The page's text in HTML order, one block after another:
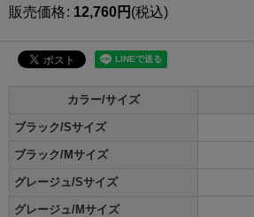
販売価格: 12,760円 (税込)
カラー/サイズ
ブラック/Sサイズ
ブラック/Mサイズ
グレージュ/Sサイズ
グレージュ/Mサイズ